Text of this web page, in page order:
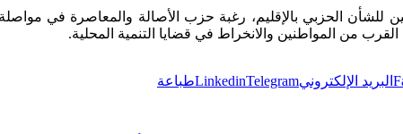
للشأن الحزبي بالإقليم، رغبة حزب الأصالة والمعاصرة في
القرب من المواطنين والانخراط في قضايا التنمية المحلية.
البريد الإلكتروني LinkedinTelegram طباعة